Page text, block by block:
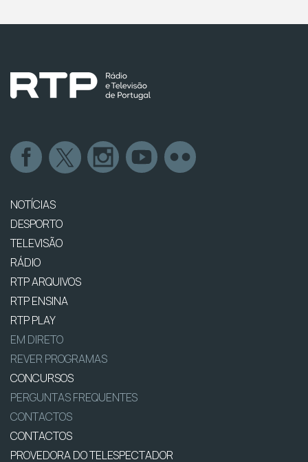
NOTÍCIAS
DESPORTO
TELEVISÃO
RÁDIO
RTP ARQUIVOS
RTP ENSINA
RTP PLAY
EM DIRETO
REVER PROGRAMAS
CONCURSOS
PERGUNTAS FREQUENTES
CONTACTOS
CONTACTOS
PROVEDORA DO TELESPECTADOR